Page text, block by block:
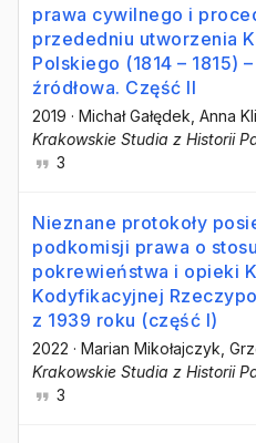
prawa cywilnego i
przededniu utworzenia
Polskiego (1814 – 1815)
źródłowa. Część II
2019 · Michał Gałędek , Anna
Krakowskie Studia z Historii
3
Nieznane protokoły
podkomisji prawa o
pokrewieństwa i opieki
Kodyfikacyjnej
z 1939 roku (część I)
2022 · Marian Mikołajczyk ,
Krakowskie Studia z Historii
3